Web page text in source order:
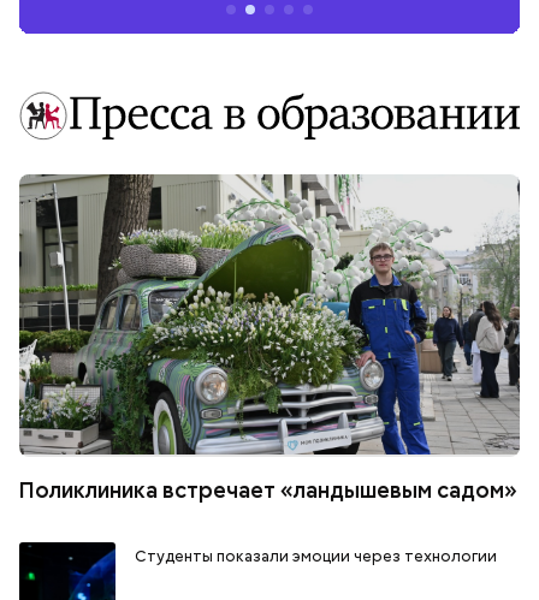
Поликлиника встречает «ландышевым садом»
Студенты показали эмоции через технологии